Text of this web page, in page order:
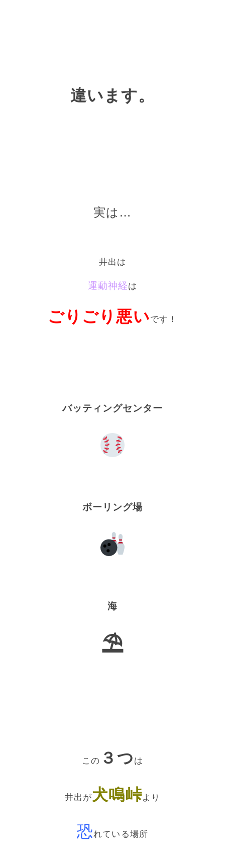
違います。
実は…
井出は
運動神経は
ごりごり悪いです！
バッティングセンター
ボーリング場
海
⛱
この ３つ は
井出が犬鳴峠より
恐れている場所